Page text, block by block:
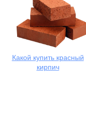
Какой купить красный
кирпич